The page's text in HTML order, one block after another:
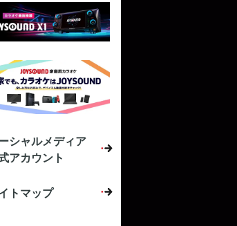
シャルメディア
アカウント
トマップ